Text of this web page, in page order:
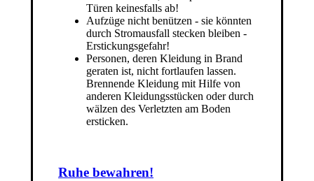
Türen keinesfalls ab!
Aufzüge nicht benützen - sie könnten
durch Stromausfall stecken bleiben -
Erstickungsgefahr!
Personen, deren Kleidung in Brand
geraten ist, nicht fortlaufen lassen.
Brennende Kleidung mit Hilfe von
anderen Kleidungsstücken oder durch
wälzen des Verletzten am Boden
ersticken.
Ruhe bewahren!